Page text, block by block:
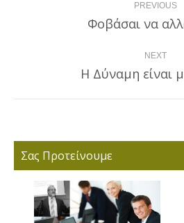
navigation PREVIOUS
Φοβάσαι να
NEXT
Next
post:
H Δύναμη είναι
Σας Προτείνουμε